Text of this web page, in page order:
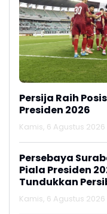
Persija Raih
Presiden 2026
Kamis, 6 Agustus 2026
Persebaya
Piala Presiden
Tundukkan
Lewat Adu
Kamis, 6 Agustus 2026